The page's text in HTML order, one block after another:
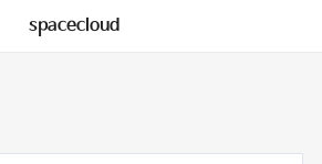
spacecloud